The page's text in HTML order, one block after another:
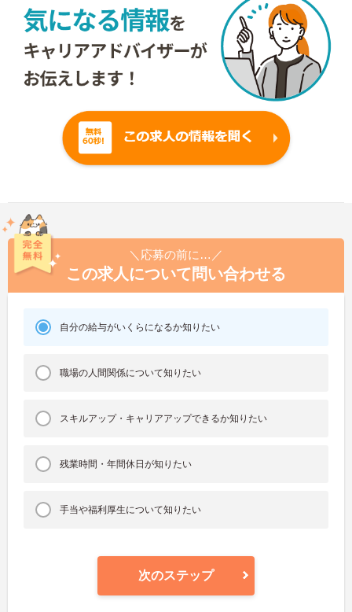
＼応募の前に…／
この求人について問い合わせる
自分の給与がいくらになるか知りたい
職場の人間関係について知りたい
スキルアップ・キャリアアップできるか知りたい
残業時間・年間休日が知りたい
手当や福利厚生について知りたい
次のステップ